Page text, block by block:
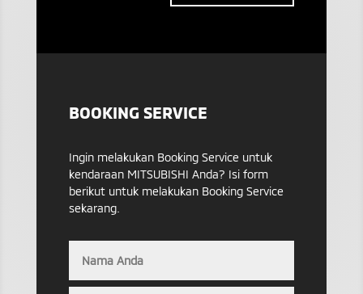
BOOKING SERVICE
Ingin melakukan Booking Service untuk
kendaraan MITSUBISHI Anda? Isi form
berikut untuk melakukan Booking Service
sekarang.